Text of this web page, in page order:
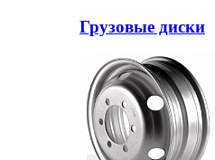
Грузовые диски